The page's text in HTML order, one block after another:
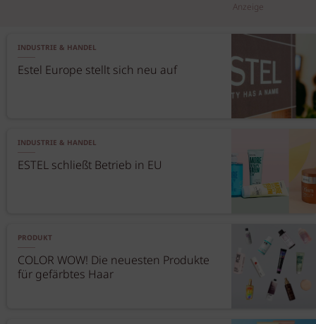
Anzeige
INDUSTRIE & HANDEL
Estel Europe stellt sich neu auf
INDUSTRIE & HANDEL
ESTEL schließt Betrieb in EU
PRODUKT
COLOR WOW! Die neuesten Produkte
für gefärbtes Haar